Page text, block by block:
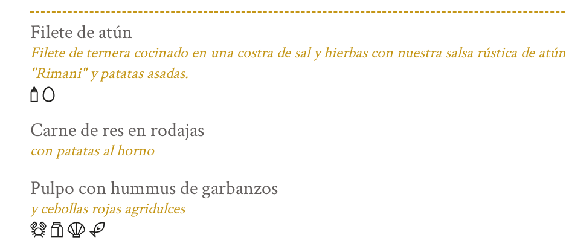
Filete de atún
Filete de ternera cocinado en una costra de sal y hierbas con nuestra salsa rústica de atún
"Rimani" y patatas asadas.
Carne de res en rodajas
con patatas al horno
Pulpo con hummus de garbanzos
y cebollas rojas agridulces